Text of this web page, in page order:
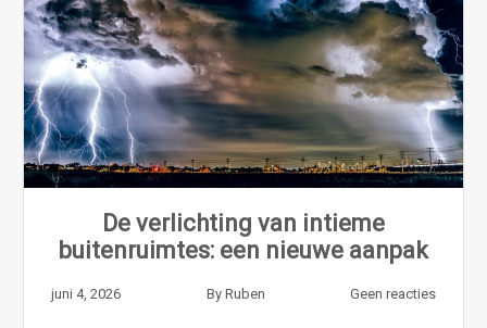
De verlichting van intieme
buitenruimtes: een nieuwe aanpak
juni 4, 2026 By Ruben Geen reacties